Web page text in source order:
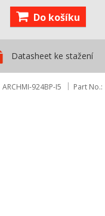
Do košíku
Datasheet ke stažení
ARCHMI-924BP-I5 Part No.